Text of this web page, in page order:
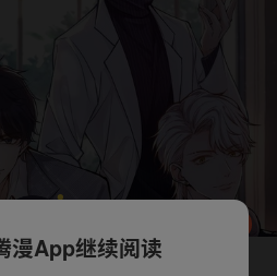
漫App继续阅读